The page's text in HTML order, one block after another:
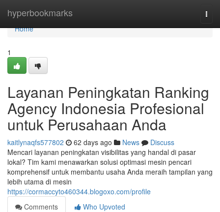
hyperbookmarks
Home
Home
1
Layanan Peningkatan Ranking
Agency Indonesia Profesional
untuk Perusahaan Anda
kaitlynaqfs577802 62 days ago News
Discuss
Mencari layanan peningkatan visibilitas yang handal di pasar
lokal? Tim kami menawarkan solusi optimasi mesin pencari
komprehensif untuk membantu usaha Anda meraih tampilan yang
lebih utama di mesin
https://cormaccyto460344.blogoxo.com/profile
Comments
Who Upvoted